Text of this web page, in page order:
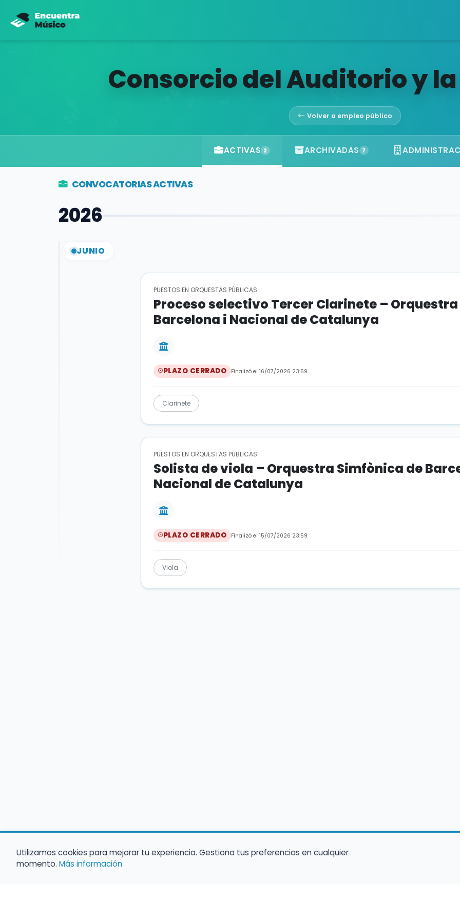
Consorcio del Auditorio y
Volver a empleo público
ACTIVAS 2 ARCHIVADAS 7
CONVOCATORIAS ACTIVAS
2026
JUNIO
PUESTOS EN ORQUESTAS PÚBLICAS
Proceso selectivo Tercer Clarinete –
Barcelona i Nacional de Catalunya
PLAZO CERRADO Finalizó el 16/07/2026 23:59
Clarinete
PUESTOS EN ORQUESTAS PÚBLICAS
Solista de viola – Orquestra Simfònica de
Nacional de Catalunya
PLAZO CERRADO Finalizó el 15/07/2026 23:59
Viola
Utilizamos cookies para mejorar tu experiencia. Gestiona tus preferencias en cualquier
momento. Más información